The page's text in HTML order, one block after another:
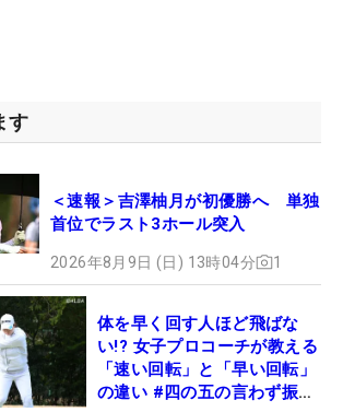
す
＜速報＞吉澤柚月が初優勝へ 単独
首位でラスト3ホール突入
2026年8月9日 (日) 13時04分 1
体を早く回す人ほど飛ばな
い!? 女子プロコーチが教える
「速い回転」と「早い回転」
の違い #四の五の言わず振り